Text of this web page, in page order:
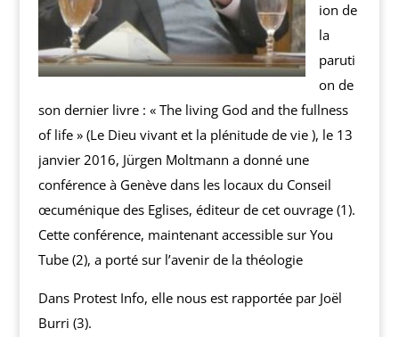
ion de
la
paruti
on de
son dernier livre : « The living God and the fullness
of life » (Le Dieu vivant et la plénitude de vie ), le 13
janvier 2016, Jürgen Moltmann a donné une
conférence à Genève dans les locaux du Conseil
œcuménique des Eglises, éditeur de cet ouvrage (1).
Cette conférence, maintenant accessible sur You
Tube (2), a porté sur l’avenir de la théologie
Dans Protest Info, elle nous est rapportée par Joël
Burri (3).